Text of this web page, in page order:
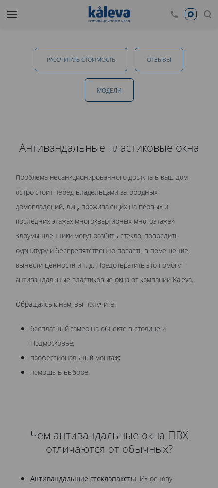
Антивандальные пластиковые окна в
Челябинске
от 8 900 руб.
Даю
РАССЧИТАТЬ СТОИМОСТЬ ОТЗЫВЫ
МОДЕЛИ
Антивандальные пластиковые окна
Проблема несанкционированного доступа в ваш дом
остро стоит перед владельцами загородных
домовладений, лиц, проживающих на первых и
последних этажах многоквартирных многоэтажек.
Злоумышленники могут разбить стекло, повредить
фурнитуру и беспрепятственно попасть в помещение,
вынести ценности и т. д. Предотвратить это помогут
антивандальные пластиковые окна от компании Kaleva.
Обращаясь к нам, вы получите:
бесплатный замер на объекте в столице и
Подмосковье;
профессиональный монтаж;
помощь в выборе.
Чем антивандальные окна ПВХ
отличаются от обычных?
Антивандальные стеклопакеты. Их основу